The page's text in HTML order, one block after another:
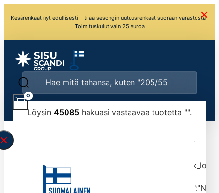
Kesärenkaat nyt edullisesti – tilaa sesongin uutuusrenkaat suoraan varastosta ·
Toimituskulut vain 25 euroa
Löysin 45085 hakuasi vastaavaa tuotetta "".
typed the search query correctly.<br>Currently
tmlmvi","meta_query":
0